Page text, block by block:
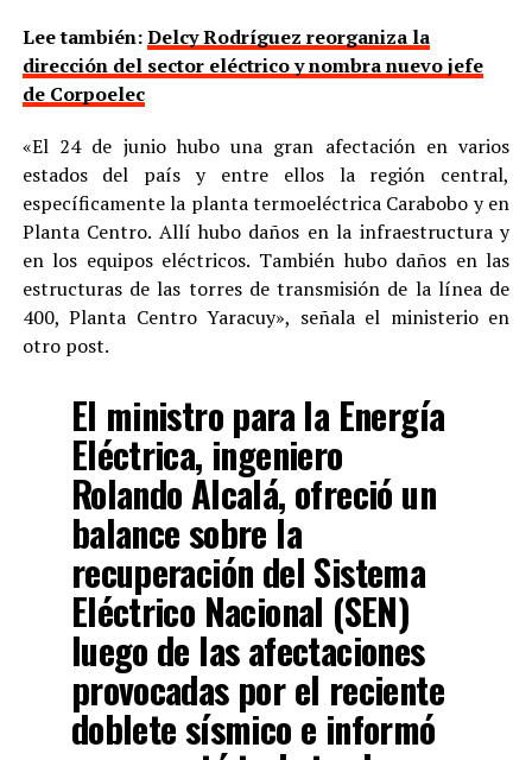
Lee también:Delcy Rodríguez reorganiza la
dirección del sector eléctrico y nombra nuevo jefe
de Corpoelec
«El 24 de junio hubo una gran afectación en varios
estados del país y entre ellos la región central,
específicamente la planta termoeléctrica Carabobo y en
Planta Centro. Allí hubo daños en la infraestructura y
en los equipos eléctricos. También hubo daños en las
estructuras de las torres de transmisión de la línea de
400, Planta Centro Yaracuy», señala el ministerio en
otro post.
El ministro para la Energía
Eléctrica, ingeniero
Rolando Alcalá, ofreció un
balance sobre la
recuperación del Sistema
Eléctrico Nacional (SEN)
luego de las afectaciones
provocadas por el reciente
doblete sísmico e informó